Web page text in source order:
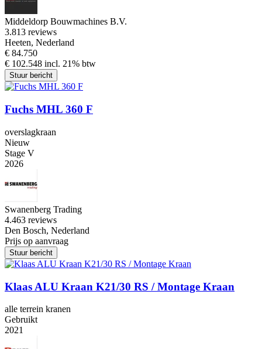
Middeldorp Bouwmachines B.V.
3.813 reviews
Heeten, Nederland
€ 84.750
€ 102.548 incl. 21% btw
Stuur bericht
Fuchs MHL 360 F
overslagkraan
Nieuw
Stage V
2026
Swanenberg Trading
4.463 reviews
Den Bosch, Nederland
Prijs op aanvraag
Stuur bericht
Klaas ALU Kraan K21/30 RS / Montage Kraan
alle terrein kranen
Gebruikt
2021